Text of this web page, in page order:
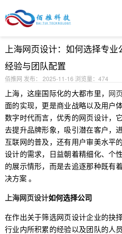
上海网页设计：如何选择专业
经验与团队配置
佰推网 发布： 2025-11-16 浏览量：474
上海，这座国际化的大都市里，
网
面的实现，更是商业战略以及用户
数字时代而言，优秀的网页设计，
去提升品牌形象，吸引潜在客户，
互联网的普及，还有用户审美水平
设计的需求，日益朝着精细化、个
的展示情形，而是去追逐那种既有
决方案 。
上海网页设计如何选择公司
在作出关于筛选网页设计企业的抉
行业内所积累的经验以及团队的人